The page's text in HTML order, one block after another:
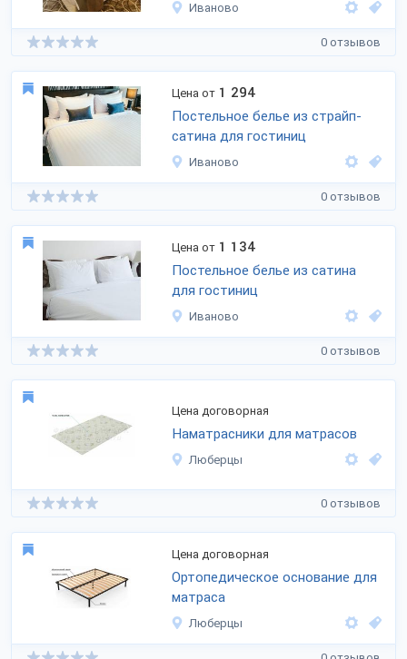
Иваново
0 отзывов
Цена от 1 294
Постельное белье из страйп-
сатина для гостиниц
Иваново
0 отзывов
Цена от 1 134
Постельное белье из сатина
для гостиниц
Иваново
0 отзывов
Цена договорная
Наматрасники для матрасов
Люберцы
0 отзывов
Цена договорная
Ортопедическое основание для
матраса
Люберцы